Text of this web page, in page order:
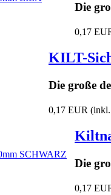
Die
0,17
KILT-
Die große
0,17 EUR
Die
0,17